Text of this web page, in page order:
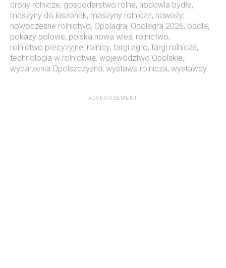
drony rolnicze, gospodarstwo rolne, hodowla bydła,
maszyny do kiszonek, maszyny rolnicze, nawozy,
nowoczesne rolnictwo, Opolagra, Opolagra 2026, opole,
pokazy polowe, polska nowa wieś, rolnictwo,
rolnictwo precyzyjne, rolnicy, targi agro, targi rolnicze,
technologia w rolnictwie, województwo Opolskie,
wydarzenia Opolszczyzna, wystawa rolnicza, wystawcy
ADVERTISEMENT